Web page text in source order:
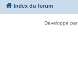
Index du forum
Développé par